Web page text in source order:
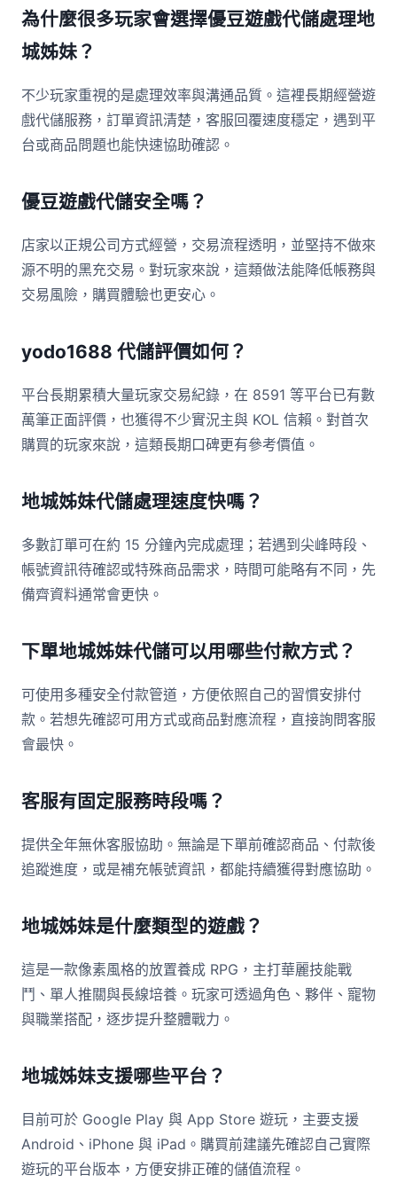
為什麼很多玩家會選擇優豆遊戲代儲處理地
城姊妹？
不少玩家重視的是處理效率與溝通品質。這裡長期經營遊
戲代儲服務，訂單資訊清楚，客服回覆速度穩定，遇到平
台或商品問題也能快速協助確認。
優豆遊戲代儲安全嗎？
店家以正規公司方式經營，交易流程透明，並堅持不做來
源不明的黑充交易。對玩家來說，這類做法能降低帳務與
交易風險，購買體驗也更安心。
yodo1688 代儲評價如何？
平台長期累積大量玩家交易紀錄，在 8591 等平台已有數
萬筆正面評價，也獲得不少實況主與 KOL 信賴。對首次
購買的玩家來說，這類長期口碑更有參考價值。
地城姊妹代儲處理速度快嗎？
多數訂單可在約 15 分鐘內完成處理；若遇到尖峰時段、
帳號資訊待確認或特殊商品需求，時間可能略有不同，先
備齊資料通常會更快。
下單地城姊妹代儲可以用哪些付款方式？
可使用多種安全付款管道，方便依照自己的習慣安排付
款。若想先確認可用方式或商品對應流程，直接詢問客服
會最快。
客服有固定服務時段嗎？
提供全年無休客服協助。無論是下單前確認商品、付款後
追蹤進度，或是補充帳號資訊，都能持續獲得對應協助。
地城姊妹是什麼類型的遊戲？
這是一款像素風格的放置養成 RPG，主打華麗技能戰
鬥、單人推關與長線培養。玩家可透過角色、夥伴、寵物
與職業搭配，逐步提升整體戰力。
地城姊妹支援哪些平台？
目前可於 Google Play 與 App Store 遊玩，主要支援
Android、iPhone 與 iPad。購買前建議先確認自己實際
遊玩的平台版本，方便安排正確的儲值流程。